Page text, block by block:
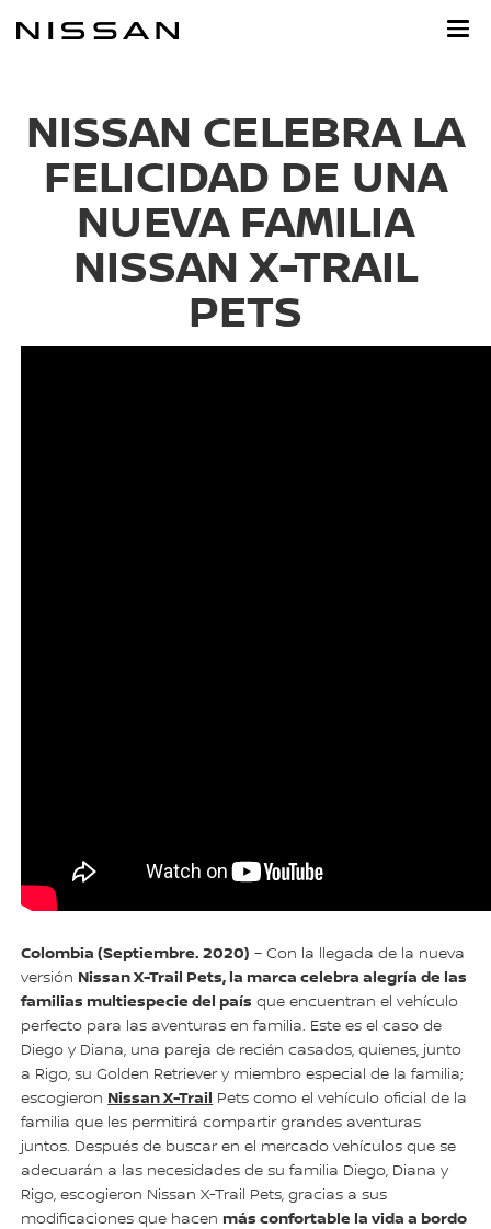
NISSAN CELEBRA LA
FELICIDAD DE UNA
NUEVA FAMILIA
NISSAN X-TRAIL
PETS
Colombia (Septiembre. 2020) – Con la llegada de la nueva
versión Nissan X-Trail Pets, la marca celebra alegría de las
familias multiespecie del país que encuentran el vehículo
perfecto para las aventuras en familia. Este es el caso de
Diego y Diana, una pareja de recién casados, quienes, junto
a Rigo, su Golden Retriever y miembro especial de la familia;
escogieron Nissan X-Trail Pets como el vehículo oficial de la
familia que les permitirá compartir grandes aventuras
juntos. Después de buscar en el mercado vehículos que se
adecuarán a las necesidades de su familia Diego, Diana y
Rigo, escogieron Nissan X-Trail Pets, gracias a sus
modificaciones que hacen más confortable la vida a bordo